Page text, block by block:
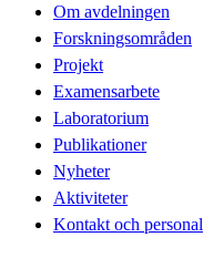
Om avdelningen
Forskningsområden
Projekt
Examensarbete
Laboratorium
Publikationer
Nyheter
Aktiviteter
Kontakt och personal